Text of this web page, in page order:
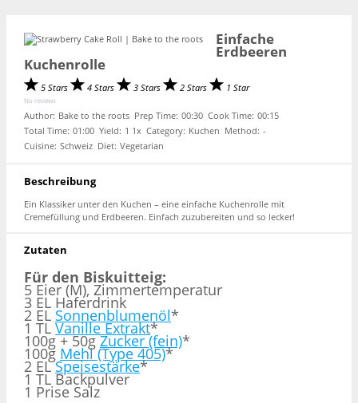
Einfache
Erdbeeren
Kuchenrolle
5 Stars 4 Stars 3 Stars 2 Stars 1 Star
No reviews
Author: Bake to the roots Prep Time: 00:30 Cook Time: 00:15
Total Time: 01:00 Yield: 1 1x Category: Kuchen Method: -
Cuisine: Schweiz Diet: Vegetarian
Beschreibung
Ein Klassiker unter den Kuchen – eine einfache Kuchenrolle mit
Cremefüllung und Erdbeeren. Einfach zuzubereiten und so lecker!
Zutaten
Für den Biskuitteig:
5 Eier (M), Zimmertemperatur
3 EL Haferdrink
2 EL Sonnenblumenöl*
1 TL Vanille Extrakt*
100g + 50gZucker (fein)*
100g Mehl (Type 405)*
2 ELSpeisestärke*
1 TL Backpulver
1 Prise Salz